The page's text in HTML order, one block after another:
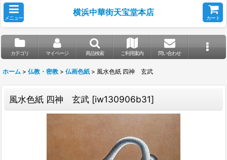
メニュー
横浜中華街天宝堂本店
カート
カテゴリ マイページ 商品検索 ご利用案内 問い合わせ
ホーム > 仏教・密教 > 仏画色紙 > 風水色紙 四神 玄武
風水色紙 四神 玄武 [iw130906b31]